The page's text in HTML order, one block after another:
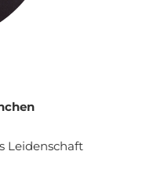
Leidenschaft